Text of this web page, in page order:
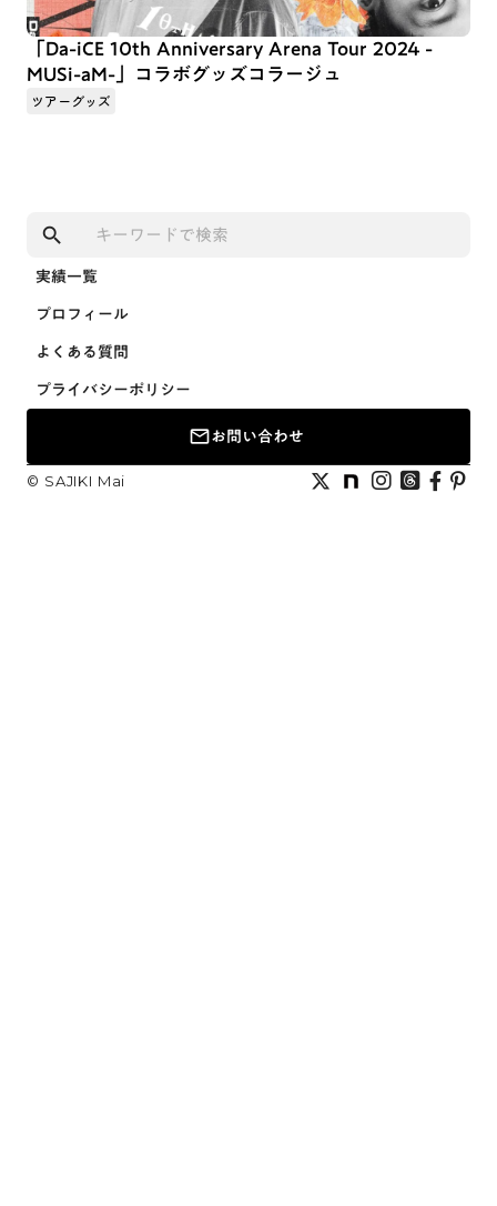
「Da-iCE 10th Anniversary Arena Tour 2024 -
MUSi-aM-」コラボグッズコラージュ
ツアーグッズ
search
実績一覧
プロフィール
よくある質問
プライバシーポリシー
プライバシーポリシー
mail_outlineお問い合わせ
お問い合わせ
©︎ SAJIKI Mai